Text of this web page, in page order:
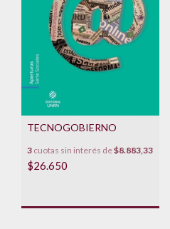
TECNOGOBIERNO
3 cuotas sin interés de$8.883,33
$26.650